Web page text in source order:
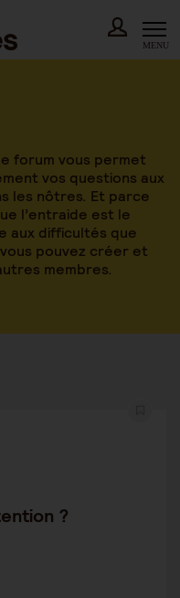
MENU
forum vous permet
vos questions aux
les nôtres. Et parce
l’entraide est le
aux difficultés que
pouvez créer et
membres.
?